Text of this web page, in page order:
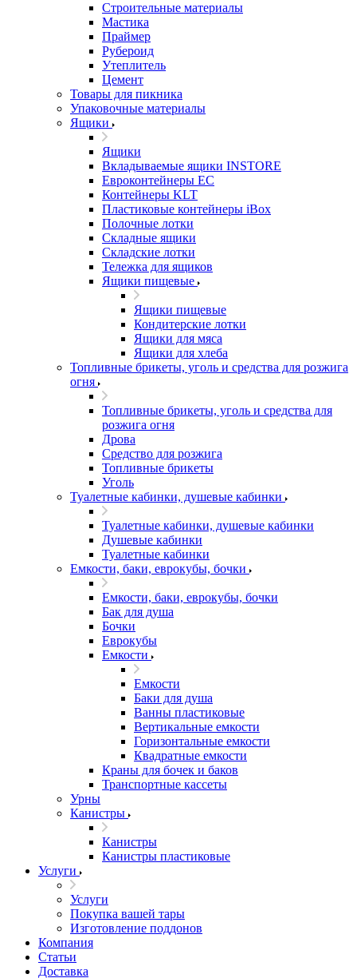
Строительные материалы
Мастика
Праймер
Рубероид
Утеплитель
Цемент
Товары для пикника
Упаковочные материалы
Ящики
Ящики
Вкладываемые ящики INSTORE
Евроконтейнеры ЕС
Контейнеры KLT
Пластиковые контейнеры iBox
Полочные лотки
Складные ящики
Складские лотки
Тележка для ящиков
Ящики пищевые
Ящики пищевые
Кондитерские лотки
Ящики для мяса
Ящики для хлеба
Топливные брикеты, уголь и средства для розжига
огня
Топливные брикеты, уголь и средства для
розжига огня
Дрова
Средство для розжига
Топливные брикеты
Уголь
Туалетные кабинки, душевые кабинки
Туалетные кабинки, душевые кабинки
Душевые кабинки
Туалетные кабинки
Емкости, баки, еврокубы, бочки
Емкости, баки, еврокубы, бочки
Бак для душа
Бочки
Еврокубы
Емкости
Емкости
Баки для душа
Ванны пластиковые
Вертикальные емкости
Горизонтальные емкости
Квадратные емкости
Краны для бочек и баков
Транспортные кассеты
Урны
Канистры
Канистры
Канистры пластиковые
Услуги
Услуги
Покупка вашей тары
Изготовление поддонов
Компания
Статьи
Доставка